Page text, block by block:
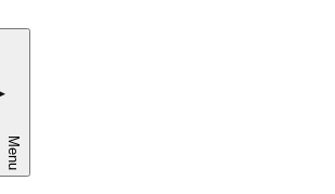
Menu